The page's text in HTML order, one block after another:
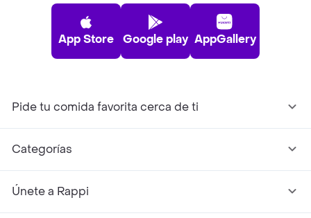
App Store Google play AppGallery
Pide tu comida favorita cerca de ti
Categorías
Únete a Rappi